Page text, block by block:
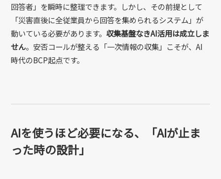
回答者」を瞬時に整理できます。しかし、その前提として
「災害直後に全従業員から回答を集められるシステム」が
動いている必要があります。収集基盤なきAI活用は成立しま
せん。安否コールが整える「一次情報の収集」こそが、AI
時代のBCP起点です。
AIを使うほど必要になる、「AIが止ま
った時の設計」